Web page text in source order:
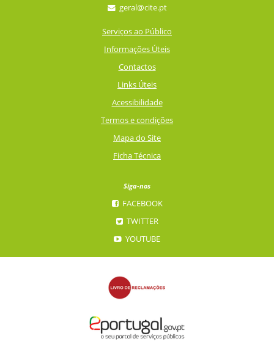
geral@cite.pt
Serviços ao Público
Informações Úteis
Contactos
Links Úteis
Acessibilidade
Termos e condições
Mapa do Site
Ficha Técnica
Siga-nos
FACEBOOK
TWITTER
YOUTUBE